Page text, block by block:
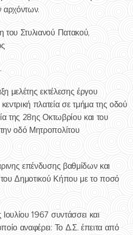
αρχόντων.
του Στυλιανού Πατακού,
μελέτης εκτέλεσης έργου
πλατεία σε τμήμα της οδού
της 28ης Οκτωβρίου και του
οδό Μητροπολίτου
επένδυσης βαθμίδων και
Δημοτικού Κήπου με το ποσό
1967 συντάσσει και
αναφέρει: Το Δ.Σ. έπειτα από